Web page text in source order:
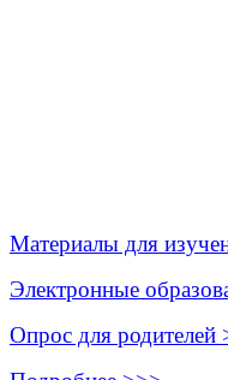
Материалы для
Электронные
Опрос для родителей